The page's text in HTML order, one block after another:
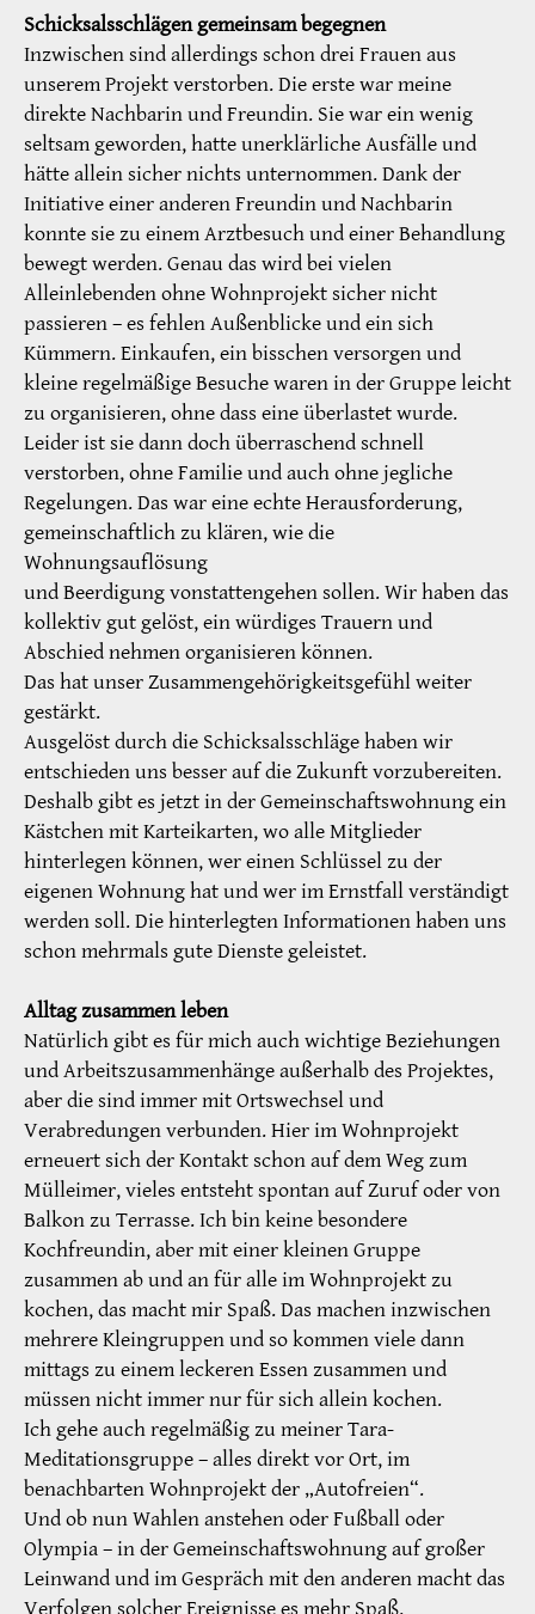
Schicksalsschlägen gemeinsam begegnen
Inzwischen sind allerdings schon drei Frauen aus
unserem Projekt verstorben. Die erste war meine
direkte Nachbarin und Freundin. Sie war ein wenig
seltsam geworden, hatte unerklärliche Ausfälle und
hätte allein sicher nichts unternommen. Dank der
Initiative einer anderen Freundin und Nachbarin
konnte sie zu einem Arztbesuch und einer Behandlung
bewegt werden. Genau das wird bei vielen
Alleinlebenden ohne Wohnprojekt sicher nicht
passieren – es fehlen Außenblicke und ein sich
Kümmern. Einkaufen, ein bisschen versorgen und
kleine regelmäßige Besuche waren in der Gruppe leicht
zu organisieren, ohne dass eine überlastet wurde.
Leider ist sie dann doch überraschend schnell
verstorben, ohne Familie und auch ohne jegliche
Regelungen. Das war eine echte Herausforderung,
gemeinschaftlich zu klären, wie die
Wohnungsauflösung
und Beerdigung vonstattengehen sollen. Wir haben das
kollektiv gut gelöst, ein würdiges Trauern und
Abschied nehmen organisieren können.
Das hat unser Zusammengehörigkeitsgefühl weiter
gestärkt.
Ausgelöst durch die Schicksalsschläge haben wir
entschieden uns besser auf die Zukunft vorzubereiten.
Deshalb gibt es jetzt in der Gemeinschaftswohnung ein
Kästchen mit Karteikarten, wo alle Mitglieder
hinterlegen können, wer einen Schlüssel zu der
eigenen Wohnung hat und wer im Ernstfall verständigt
werden soll. Die hinterlegten Informationen haben uns
schon mehrmals gute Dienste geleistet.
Alltag zusammen leben
Natürlich gibt es für mich auch wichtige Beziehungen
und Arbeitszusammenhänge außerhalb des Projektes,
aber die sind immer mit Ortswechsel und
Verabredungen verbunden. Hier im Wohnprojekt
erneuert sich der Kontakt schon auf dem Weg zum
Mülleimer, vieles entsteht spontan auf Zuruf oder von
Balkon zu Terrasse. Ich bin keine besondere
Kochfreundin, aber mit einer kleinen Gruppe
zusammen ab und an für alle im Wohnprojekt zu
kochen, das macht mir Spaß. Das machen inzwischen
mehrere Kleingruppen und so kommen viele dann
mittags zu einem leckeren Essen zusammen und
müssen nicht immer nur für sich allein kochen.
Ich gehe auch regelmäßig zu meiner Tara-
Meditationsgruppe – alles direkt vor Ort, im
benachbarten Wohnprojekt der „Autofreien“.
Und ob nun Wahlen anstehen oder Fußball oder
Olympia – in der Gemeinschaftswohnung auf großer
Leinwand und im Gespräch mit den anderen macht das